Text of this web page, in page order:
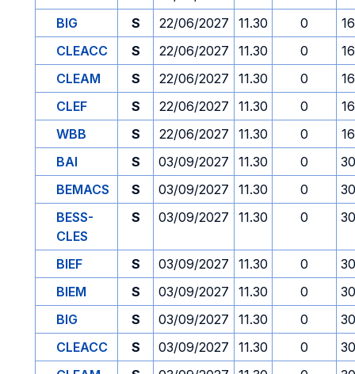
BIG
S 22/06/2027 11.30 0
CLEACC
S 22/06/2027 11.30 0
CLEAM
S 22/06/2027 11.30 0
CLEF
S 22/06/2027 11.30 0
WBB
S 22/06/2027 11.30 0
BAI
S 03/09/2027 11.30 0
BEMACS
S 03/09/2027 11.30 0
BESS-
CLES
S 03/09/2027 11.30 0
BIEF S 03/09/2027 11.30 0
BIEM
S 03/09/2027 11.30 0
BIG
S 03/09/2027 11.30 0
CLEACC
S 03/09/2027 11.30 0